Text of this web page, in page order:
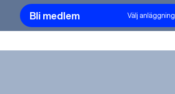
Bli medlem Välj anläggning